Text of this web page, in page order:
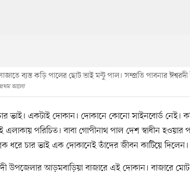
ব্যস্ত কড়ি পালের ছোট ভাই মন্টু পাল। সম্প্রতি পাবনার
আলো
ভাই। একটাই দোকান। দোকানে কোনো সাইনবোর্ড নেই।
এলাকায় পরিচিত। বাবা গোপীনাথ পাল দেশ স্বাধীন
ধরে চার ভাই এক দোকানেই তাঁদের জীবন কাটিয়ে দিলেন।
উপজেলার আড়মবাড়িয়া বাজারে এই দোকান। বাজারে মোট